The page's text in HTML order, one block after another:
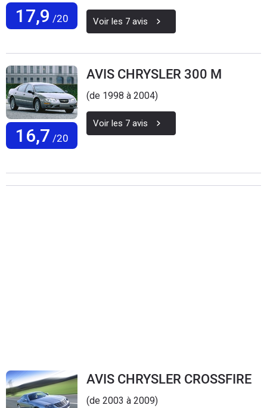
17,9 /20 Voir les 7 avis
16,7 /20
AVIS CHRYSLER 300 M
(de 1998 à 2004)
Voir les 7 avis
AVIS CHRYSLER CROSSFIRE
(de 2003 à 2009)